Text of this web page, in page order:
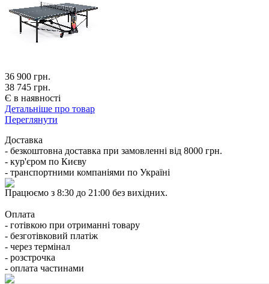
36 900 грн.
38 745 грн.
Є в наявності
Детальніше про товар
Переглянути
Доставка
- безкоштовна доставка при замовленні від 8000 грн.
- кур'єром по Києву
- транспортними компаніями по Україні
Працюємо з 8:30 до 21:00 без вихідних.
Оплата
- готівкою при отриманні товару
- безготівковий платіж
- через термінал
- розстрочка
- оплата частинами